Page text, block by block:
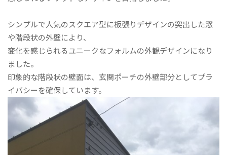
シンプルで人気のスクエア型に板張りデザインの突出した窓
や階段状の外壁により、
変化を感じられるユニークなフォルムの外観デザインになり
ました。
印象的な階段状の壁面は、玄関ポーチの外壁部分としてプラ
イバシーを確保しています。